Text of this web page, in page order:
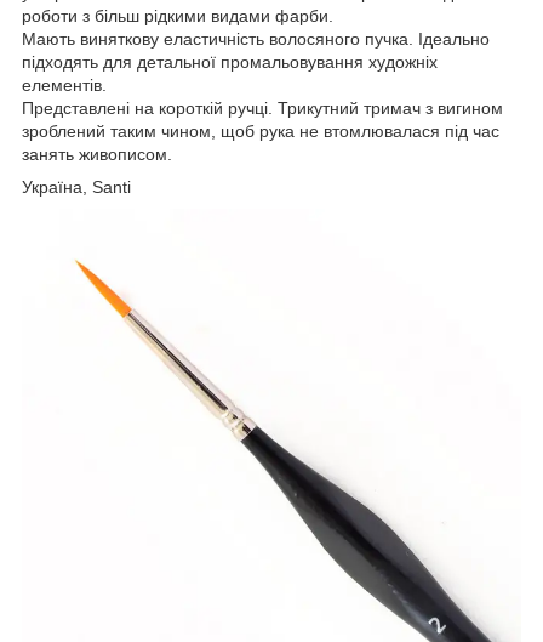
роботи з більш рідкими видами фарби.
Мають виняткову еластичність волосяного пучка. Ідеально
підходять для детальної промальовування художніх
елементів.
Представлені на короткій ручці. Трикутний тримач з вигином
зроблений таким чином, щоб рука не втомлювалася під час
занять живописом.
Україна, Santi